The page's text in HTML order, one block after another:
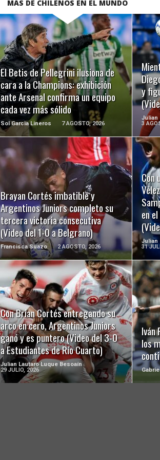
MÁS DE CHILENOS EN EL MUNDO
El Betis de Pellegrini ilusiona de
cara a la Champions: exhibición
ante Arsenal confirma un equipo
cada vez más sólido
Sol Garcia Lineros 7 AGOSTO, 2026
LEER MÁS
y
Julian
3
Brayan Cortés imbatible y
Argentinos Juniors completo su
tercera victoria consecutiva
(Video del 1-0 a Belgrano)
Francisca Suazo 2 AGOSTO, 2026
LEER MÁS
Con
en
Julian
31
Con Brian Cortés entregando su
arco en cero, Argentinos Juniors
ganó y es puntero (Video del 3-0
a Estudiantes de Río Cuarto)
Julian Lautaro Luque Besoaín
29 JULIO, 2026
LEER MÁS
Iván
los